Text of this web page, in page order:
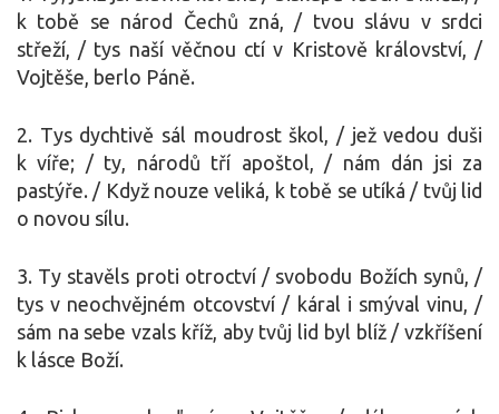
k tobě se národ Čechů zná, / tvou slávu v srdci
střeží, / tys naší věčnou ctí v Kristově království, /
Vojtěše, berlo Páně.
2. Tys dychtivě sál moudrost škol, / jež vedou duši
k víře; / ty, národů tří apoštol, / nám dán jsi za
pastýře. / Když nouze veliká, k tobě se utíká / tvůj lid
o novou sílu.
3. Ty stavěls proti otroctví / svobodu Božích synů, /
tys v neochvějném otcovství / káral i smýval vinu, /
sám na sebe vzals kříž, aby tvůj lid byl blíž / vzkříšení
k lásce Boží.